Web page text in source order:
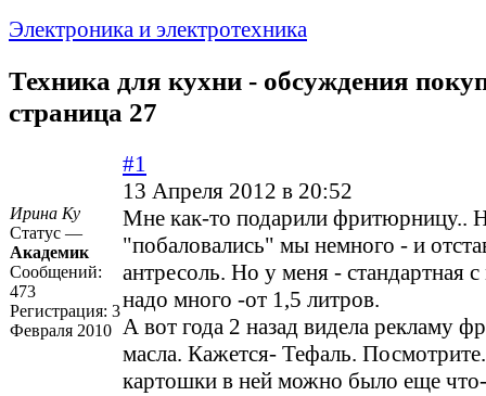
Электроника и электротехника
Техника для кухни - обсуждения
страница 27
Ирина Ку
Статус —
Академик
Сообщений:
473
Регистрация: 3
Февраля 2010
#1
13 Апреля 2012 в 20:52
Мне как-то подарили фритюрницу..
"побаловались" мы немного - и
антресоль. Но у меня - стандартная
надо много -от 1,5 литров.
А вот года 2 назад видела рекламу
масла. Кажется- Тефаль.
картошки в ней можно было еще что-